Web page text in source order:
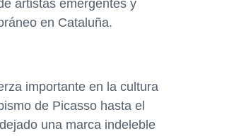
artistas emergentes y
en Cataluña.
importante en la cultura
de Picasso hasta el
una marca indeleble